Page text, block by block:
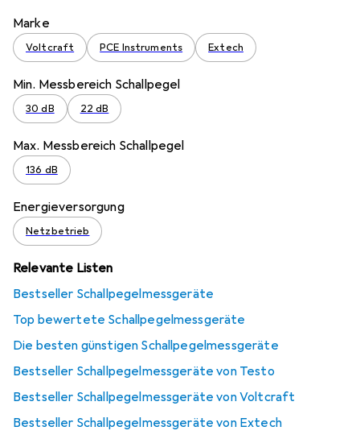
Marke
Voltcraft PCE Instruments Extech
Min. Messbereich Schallpegel
30 dB 22 dB
Max. Messbereich Schallpegel
136 dB
Energieversorgung
Netzbetrieb
Relevante Listen
Bestseller Schallpegelmessgeräte
Top bewertete Schallpegelmessgeräte
Die besten günstigen Schallpegelmessgeräte
Bestseller Schallpegelmessgeräte von Testo
Bestseller Schallpegelmessgeräte von Voltcraft
Bestseller Schallpegelmessgeräte von Extech